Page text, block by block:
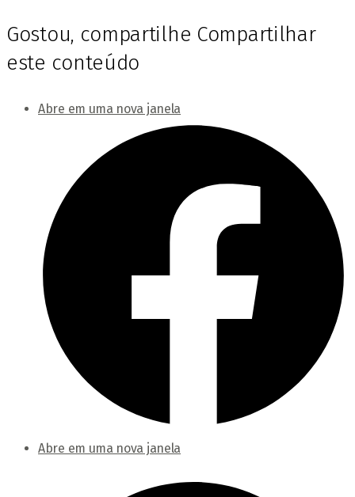
Gostou, compartilhe Compartilhar
este conteúdo
Abre em uma nova janela
Abre em uma nova janela